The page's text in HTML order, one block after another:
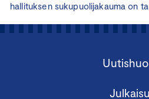
hallituksen sukupuolijakauma on